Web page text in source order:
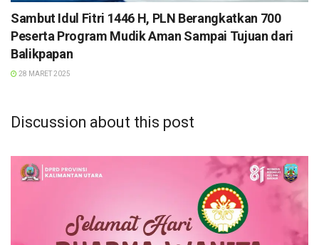
Sambut Idul Fitri 1446 H, PLN Berangkatkan 700
Peserta Program Mudik Aman Sampai Tujuan dari
Balikpapan
28 MARET 2025
Discussion about this post